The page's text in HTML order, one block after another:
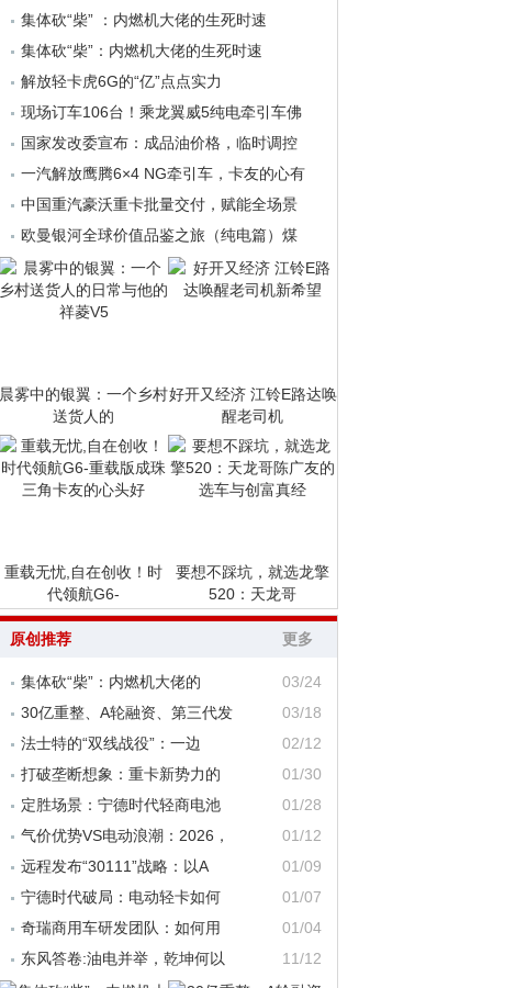
集体砍“柴” ：内燃机大佬的生死时速
集体砍“柴”：内燃机大佬的生死时速
解放轻卡虎6G的“亿”点点实力
现场订车106台！乘龙翼威5纯电牵引车佛
国家发改委宣布：成品油价格，临时调控
一汽解放鹰腾6×4 NG牵引车，卡友的心有
中国重汽豪沃重卡批量交付，赋能全场景
欧曼银河全球价值品鉴之旅（纯电篇）煤
晨雾中的银翼：一个乡村
送货人的
好开又经济 江铃E路达唤
醒老司机
重载无忧,自在创收！时
代领航G6-
要想不踩坑，就选龙擎
520：天龙哥
原创推荐 更多
集体砍“柴”：内燃机大佬的
03/24
30亿重整、A轮融资、第三代发
03/18
法士特的“双线战役”：一边
02/12
打破垄断想象：重卡新势力的
01/30
定胜场景：宁德时代轻商电池
01/28
气价优势VS电动浪潮：2026，
01/12
远程发布“30111”战略：以A
01/09
宁德时代破局：电动轻卡如何
01/07
奇瑞商用车研发团队：如何用
01/04
东风答卷:油电并举，乾坤何以
11/12